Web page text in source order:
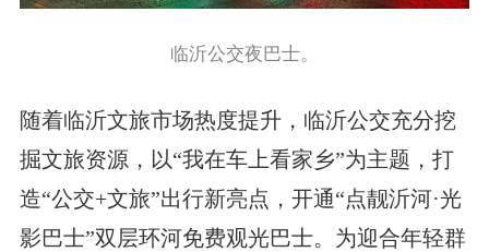
临沂公交夜巴士。
随着临沂文旅市场热度提升，临沂公交充分挖
掘文旅资源，以“我在车上看家乡”为主题，打
造“公交+文旅”出行新亮点，开通“点靓沂河·光
影巴士”双层环河免费观光巴士。为迎合年轻群